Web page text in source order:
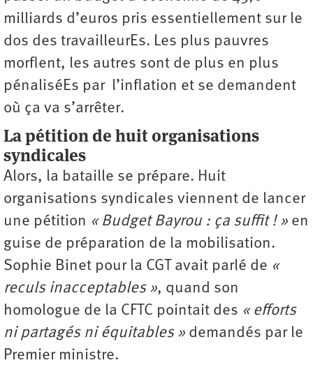
milliards d’euros pris essentiellement sur le
dos des travailleurEs. Les plus pauvres
morflent, les autres sont de plus en plus
pénaliséEs par l’inflation et se demandent
où ça va s’arrêter.
La pétition de huit organisations
syndicales
Alors, la bataille se prépare. Huit
organisations syndicales viennent de lancer
une pétition « Budget Bayrou : ça suffit ! » en
guise de préparation de la mobilisation.
Sophie Binet pour la CGT avait parlé de «
reculs inacceptables », quand son
homologue de la CFTC pointait des « efforts
ni partagés ni équitables » demandés par le
Premier ministre.